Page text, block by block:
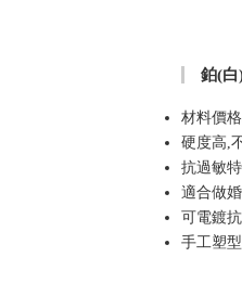
鉑(白
材料價
硬度高,
抗過敏
適合做
可電鍍
手工塑